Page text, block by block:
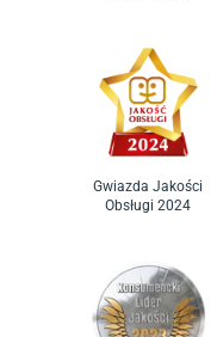
Gwiazda Jakości
Obsługi 2024